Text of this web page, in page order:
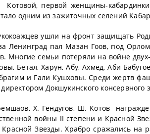
первой женщины-
одним из зажиточных селений
ушли на фронт защищать
Ленинград пал Мазан Гоов, под
семьи потеряли на войне
Бетал, Харун, Абу, Ахмед, Аби
и Гали Кушховы. Среди жертв
Докшукинского консервного
Х. Гендугов, Ш. Котов
войны II степени и Красной
Звезды. Храбро сражались на